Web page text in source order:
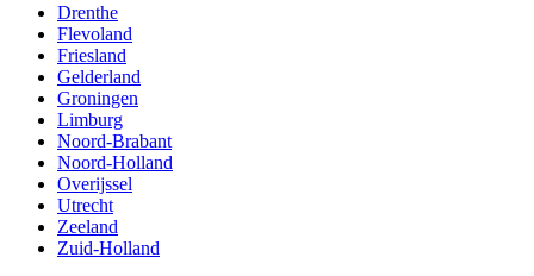
Drenthe
Flevoland
Friesland
Gelderland
Groningen
Limburg
Noord-Brabant
Noord-Holland
Overijssel
Utrecht
Zeeland
Zuid-Holland